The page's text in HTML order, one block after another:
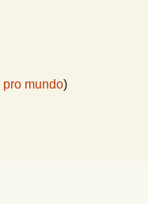
pro mundo)